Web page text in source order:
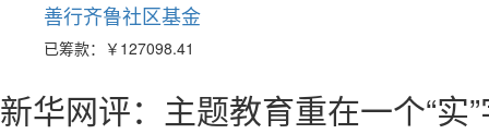
善行齐鲁社区基金
已筹款： ￥127098.41
新华网评：主题教育重在一个“实